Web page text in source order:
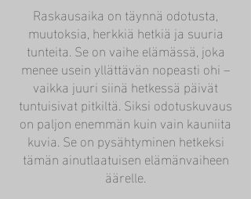
Raskausaika on täynnä odotusta,
muutoksia, herkkiä hetkiä ja suuria
tunteita. Se on vaihe elämässä, joka
menee usein yllättävän nopeasti ohi –
vaikka juuri siinä hetkessä päivät
tuntuisivat pitkiltä. Siksi odotuskuvaus
on paljon enemmän kuin vain kauniita
kuvia. Se on pysähtyminen hetkeksi
tämän ainutlaatuisen elämänvaiheen
äärelle.